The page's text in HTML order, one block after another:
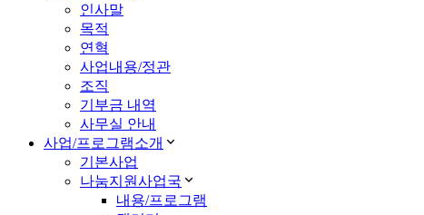
인사말
목적
연혁
사업내용/정관
조직
기부금 내역
사무실 안내
사업/프로그램소개
기본사업
나눔지원사업국
내용/프로그램